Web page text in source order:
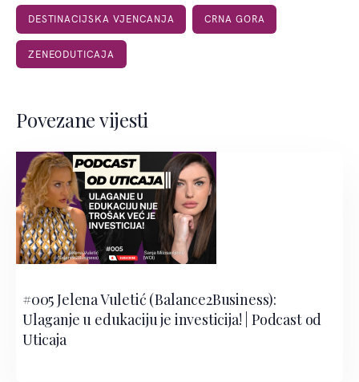
DESTINACIJSKA VJENCANJA CRNA GORA
ZENEODUTICAJA
Povezane vijesti
#005 Jelena Vuletić (Balance2Business):
Ulaganje u edukaciju je investicija! | Podcast od
Uticaja